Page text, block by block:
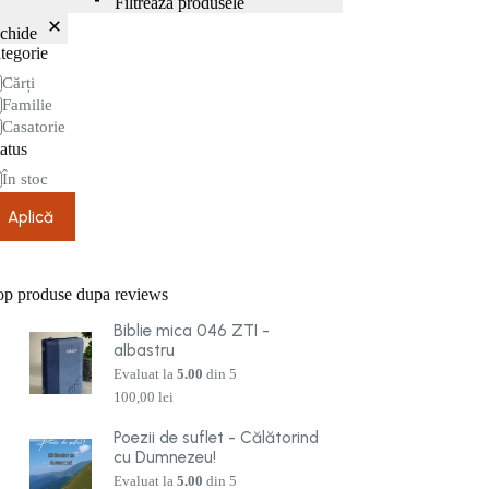
Cărți
Familie
Casatorie
În stoc
Aplică
produse dupa reviews
Biblie mica 046 ZTI -
albastru
Evaluat la5.00 din 5
100,00lei
Poezii de suflet - Călătorind
cu Dumnezeu!
Evaluat la5.00 din 5